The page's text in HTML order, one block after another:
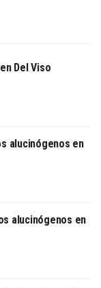
Del Viso
alucinógenos en
alucinógenos en